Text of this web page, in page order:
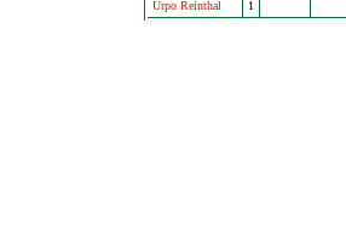
Urpo Reinthal
1